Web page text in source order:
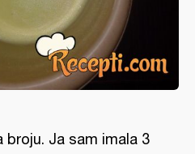
broju. Ja sam imala 3